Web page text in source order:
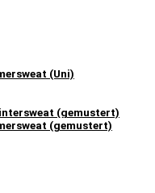
(Uni)
(gemustert)
(gemustert)